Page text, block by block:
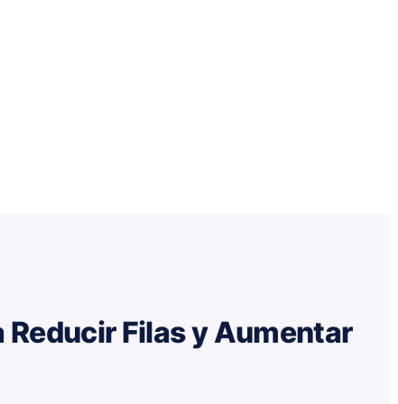
Filas y Aumentar